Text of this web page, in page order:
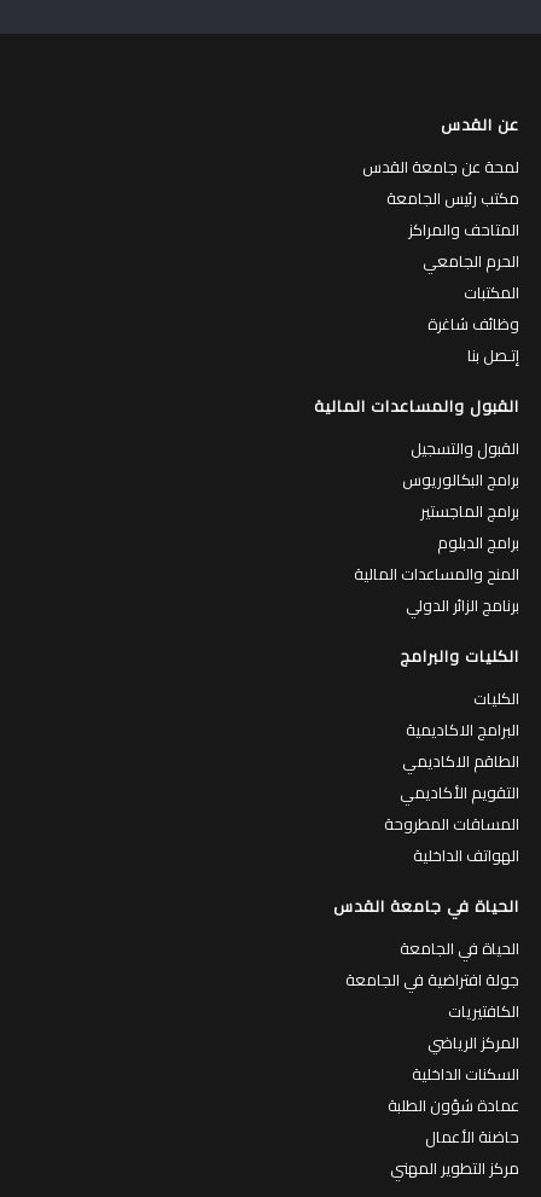
عن القدس
لمحة عن جامعة القدس
مكتب رئيس الجامعة
المتاحف والمراكز
الحرم الجامعي
المكتبات
وظائف شاغرة
إتـصل بنا
القبول والمساعدات المالية
القبول والتسجيل
برامج البكالوريوس
برامج الماجستير
برامج الدبلوم
المنح والمساعدات المالية
برنامج الزائر الدولي
الكليات والبرامج
الكليات
البرامج الاكاديمية
الطاقم الاكاديمي
التقويم الأكاديمي
المساقات المطروحة
الهواتف الداخلية
الحياة في جامعة القدس
الحياة في الجامعة
جولة افتراضية في الجامعة
الكافتيريات
المركز الرياضي
السكنات الداخلية
عمادة شؤون الطلبة
حاضنة الأعمال
مركز التطوير المهني